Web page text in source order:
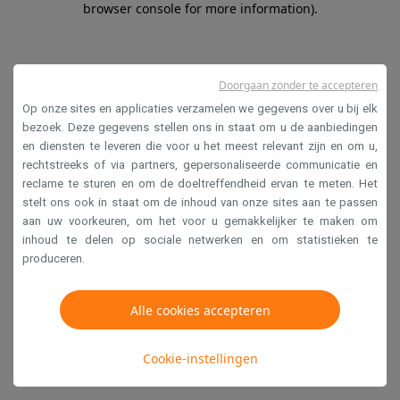
browser console for more information).
Op onze sites en applicaties verzamelen we gegevens over u bij elk
bezoek. Deze gegevens stellen ons in staat om u de aanbiedingen
en diensten te leveren die voor u het meest relevant zijn en om u,
rechtstreeks of via partners, gepersonaliseerde communicatie en
reclame te sturen en om de doeltreffendheid ervan te meten. Het
stelt ons ook in staat om de inhoud van onze sites aan te passen
aan uw voorkeuren, om het voor u gemakkelijker te maken om
inhoud te delen op sociale netwerken en om statistieken te
produceren.
Alle cookies accepteren
Cookie-instellingen
Doorgaan zonder te accepteren